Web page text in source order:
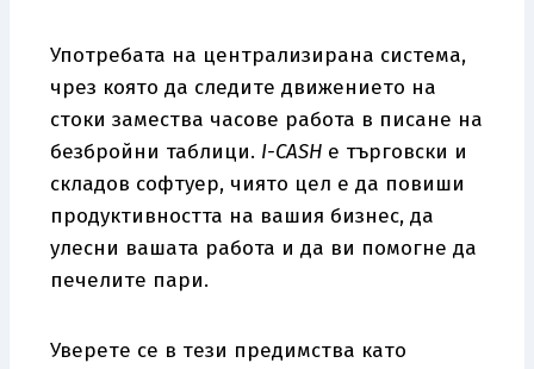
Употребата на централизирана система,
чрез която да следите движението на
стоки замества часове работа в писане на
безбройни таблици. I-CASH е търговски и
складов софтуер, чиято цел е да повиши
продуктивността на вашия бизнес, да
улесни вашата работа и да ви помогне да
печелите пари.
Уверете се в тези предимства като